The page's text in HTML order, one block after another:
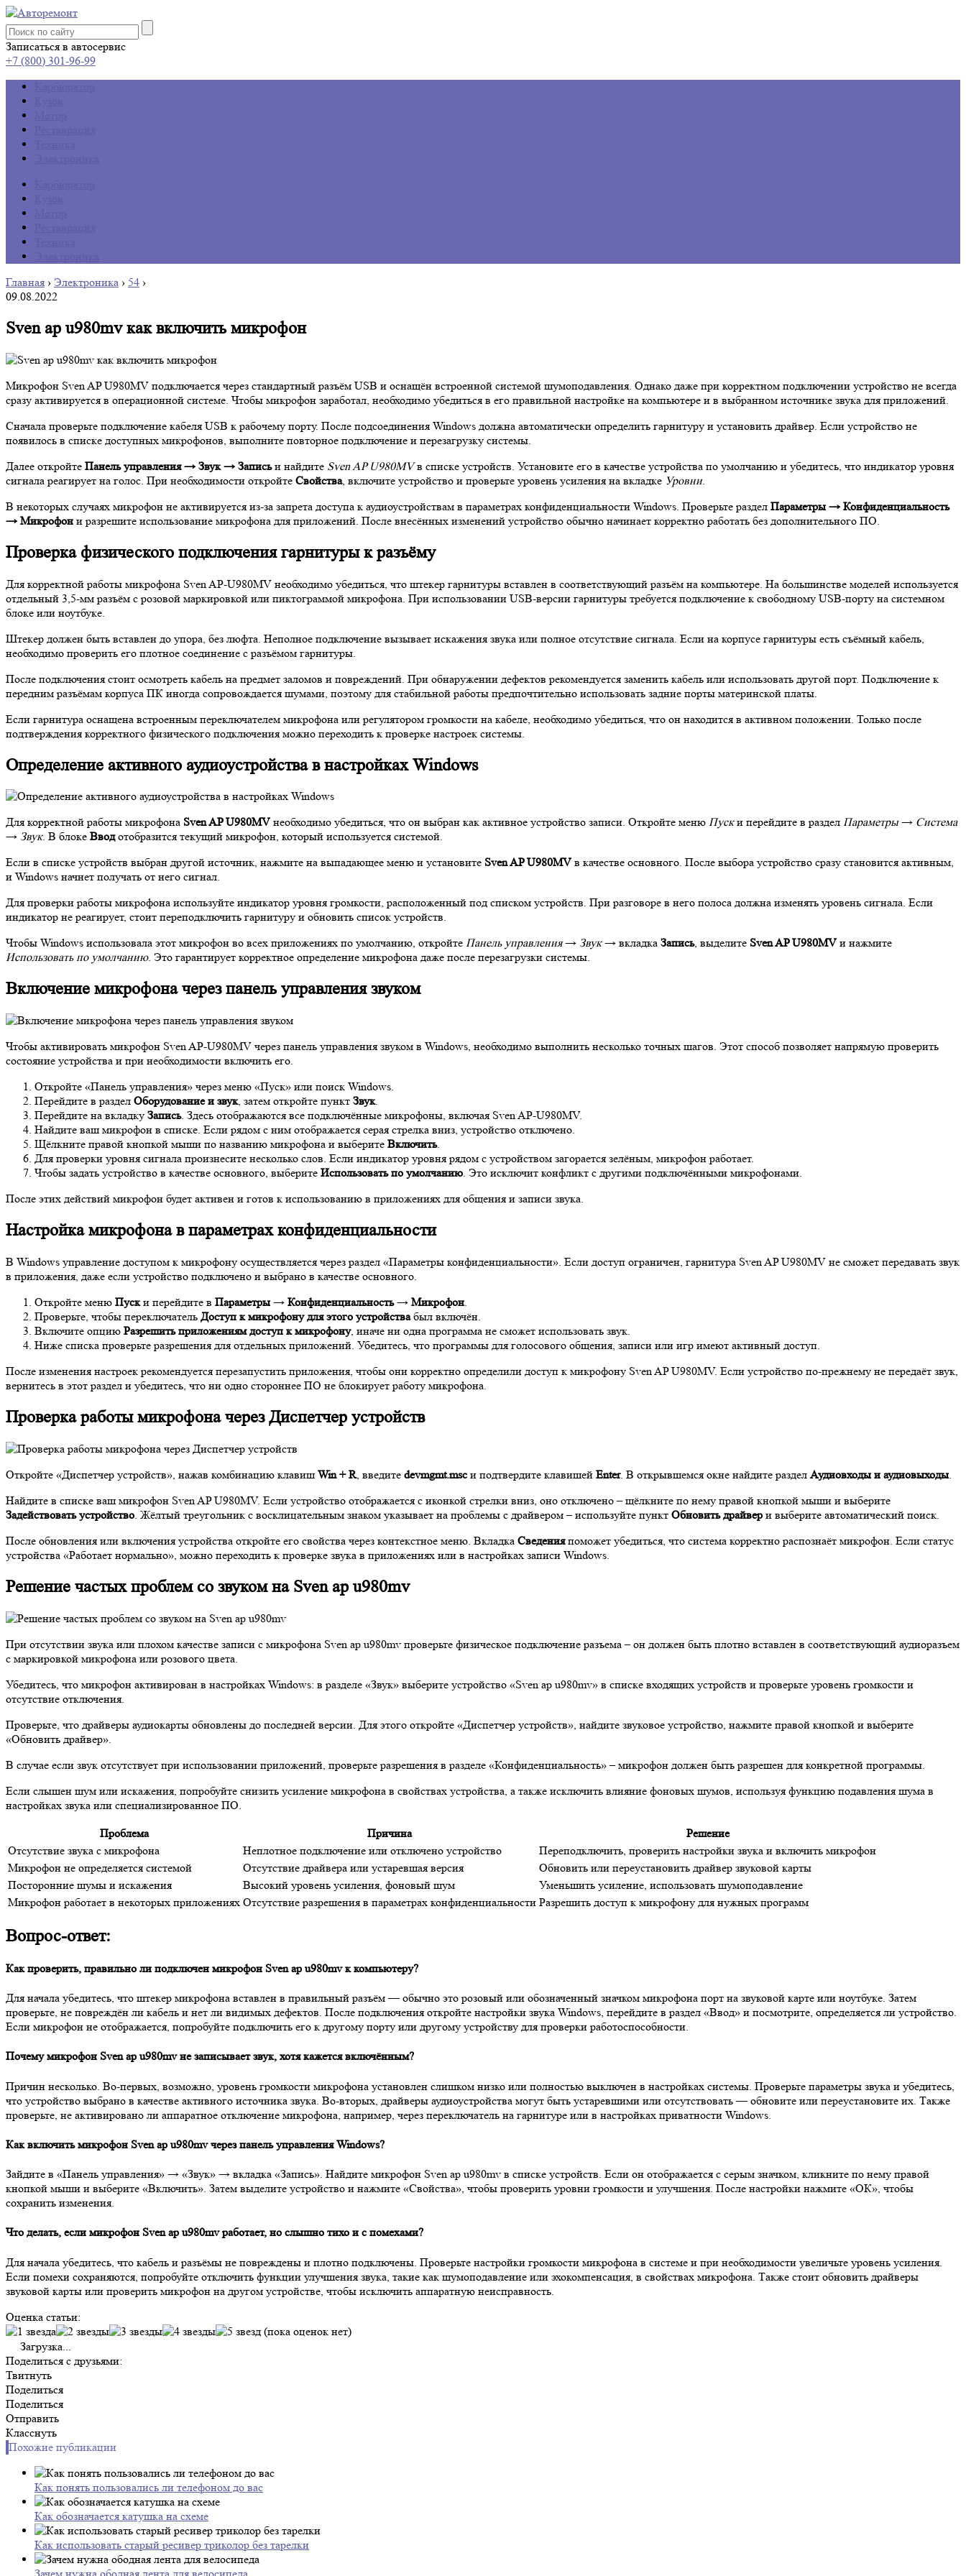
Записаться в автосервис
+7 (800) 301-96-99
Главная › Электроника › 54 ›
09.08.2022
Sven ap u980mv как включить микрофон
Микрофон Sven AP U980MV подключается через стандартный разъём USB и оснащён встроенной системой шумоподавления. Однако даже при корректном подключении устройство не всегда
сразу активируется в операционной системе. Чтобы микрофон заработал, необходимо убедиться в его правильной настройке на компьютере и в выбранном источнике звука для приложений.
Сначала проверьте подключение кабеля USB к рабочему порту. После подсоединения Windows должна автоматически определить гарнитуру и установить драйвер. Если устройство не
появилось в списке доступных микрофонов, выполните повторное подключение и перезагрузку системы.
Далее откройте Панель управления → Звук → Записьи найдите Sven AP U980MVв списке устройств. Установите его в качестве устройства по умолчанию и убедитесь, что индикатор уровня
сигнала реагирует на голос. При необходимости откройте Свойства, включите устройство и проверьте уровень усиления на вкладке Уровни.
В некоторых случаях микрофон не активируется из-за запрета доступа к аудиоустройствам в параметрах конфиденциальности Windows. Проверьте раздел Параметры → Конфиденциальность
→ Микрофон и разрешите использование микрофона для приложений. После внесённых изменений устройство обычно начинает корректно работать без дополнительного ПО.
Проверка физического подключения гарнитуры к разъёму
Для корректной работы микрофона Sven AP-U980MV необходимо убедиться, что штекер гарнитуры вставлен в соответствующий разъём на компьютере. На большинстве моделей используется
отдельный 3,5‑мм разъём с розовой маркировкой или пиктограммой микрофона. При использовании USB‑версии гарнитуры требуется подключение к свободному USB‑порту на системном
блоке или ноутбуке.
Штекер должен быть вставлен до упора, без люфта. Неполное подключение вызывает искажения звука или полное отсутствие сигнала. Если на корпусе гарнитуры есть съёмный кабель,
необходимо проверить его плотное соединение с разъёмом гарнитуры.
После подключения стоит осмотреть кабель на предмет заломов и повреждений. При обнаружении дефектов рекомендуется заменить кабель или использовать другой порт. Подключение к
передним разъёмам корпуса ПК иногда сопровождается шумами, поэтому для стабильной работы предпочтительно использовать задние порты материнской платы.
Если гарнитура оснащена встроенным переключателем микрофона или регулятором громкости на кабеле, необходимо убедиться, что он находится в активном положении. Только после
подтверждения корректного физического подключения можно переходить к проверке настроек системы.
Определение активного аудиоустройства в настройках Windows
Для корректной работы микрофона Sven AP U980MV необходимо убедиться, что он выбран как активное устройство записи. Откройте меню Пуски перейдите в раздел Параметры→ Система
→ Звук. В блоке Вводотобразится текущий микрофон, который используется системой.
Если в списке устройств выбран другой источник, нажмите на выпадающее меню и установите Sven AP U980MV в качестве основного. После выбора устройство сразу становится активным,
и Windows начнет получать от него сигнал.
Для проверки работы микрофона используйте индикатор уровня громкости, расположенный под списком устройств. При разговоре в него полоса должна изменять уровень сигнала. Если
индикатор не реагирует, стоит переподключить гарнитуру и обновить список устройств.
Чтобы Windows использовала этот микрофон во всех приложениях по умолчанию, откройте Панель управления→ Звук→ вкладка Запись, выделите Sven AP U980MV и нажмите
Использовать по умолчанию. Это гарантирует корректное определение микрофона даже после перезагрузки системы.
Включение микрофона через панель управления звуком
Чтобы активировать микрофон Sven AP-U980MV через панель управления звуком в Windows, необходимо выполнить несколько точных шагов. Этот способ позволяет напрямую проверить
состояние устройства и при необходимости включить его.
Откройте «Панель управления» через меню «Пуск» или поиск Windows.
Перейдите в раздел Оборудование и звук, затем откройте пункт Звук.
Перейдите на вкладку Запись. Здесь отображаются все подключённые микрофоны, включая Sven AP-U980MV.
Найдите ваш микрофон в списке. Если рядом с ним отображается серая стрелка вниз, устройство отключено.
Щёлкните правой кнопкой мыши по названию микрофона и выберите Включить.
Для проверки уровня сигнала произнесите несколько слов. Если индикатор уровня рядом с устройством загорается зелёным, микрофон работает.
Чтобы задать устройство в качестве основного, выберите Использовать по умолчанию. Это исключит конфликт с другими подключёнными микрофонами.
После этих действий микрофон будет активен и готов к использованию в приложениях для общения и записи звука.
Настройка микрофона в параметрах конфиденциальности
В Windows управление доступом к микрофону осуществляется через раздел «Параметры конфиденциальности». Если доступ ограничен, гарнитура Sven AP U980MV не сможет передавать звук
в приложения, даже если устройство подключено и выбрано в качестве основного.
Откройте меню Пуски перейдите в Параметры → Конфиденциальность→ Микрофон.
Проверьте, чтобы переключатель Доступ к микрофону для этого устройствабыл включён.
Включите опцию Разрешить приложениям доступ к микрофону, иначе ни одна программа не сможет использовать звук.
Ниже списка проверьте разрешения для отдельных приложений. Убедитесь, что программы для голосового общения, записи или игр имеют активный доступ.
После изменения настроек рекомендуется перезапустить приложения, чтобы они корректно определили доступ к микрофону Sven AP U980MV. Если устройство по‑прежнему не передаёт звук,
вернитесь в этот раздел и убедитесь, что ни одно стороннее ПО не блокирует работу микрофона.
Проверка работы микрофона через Диспетчер устройств
Откройте «Диспетчер устройств», нажав комбинацию клавиш Win + R, введите devmgmt.mscи подтвердите клавишей Enter. В открывшемся окне найдите раздел Аудиовходы и аудиовыходы.
Найдите в списке ваш микрофон Sven AP U980MV. Если устройство отображается с иконкой стрелки вниз, оно отключено – щёлкните по нему правой кнопкой мыши и выберите
Задействовать устройство. Жёлтый треугольник с восклицательным знаком указывает на проблемы с драйвером – используйте пункт Обновить драйвер и выберите автоматический поиск.
После обновления или включения устройства откройте его свойства через контекстное меню. Вкладка Сведенияпоможет убедиться, что система корректно распознаёт микрофон. Если статус
устройства «Работает нормально», можно переходить к проверке звука в приложениях или в настройках записи Windows.
Решение частых проблем со звуком на Sven ap u980mv
При отсутствии звука или плохом качестве записи с микрофона Sven ap u980mv проверьте физическое подключение разъема – он должен быть плотно вставлен в соответствующий аудиоразъем
с маркировкой микрофона или розового цвета.
Убедитесь, что микрофон активирован в настройках Windows: в разделе «Звук» выберите устройство «Sven ap u980mv» в списке входящих устройств и проверьте уровень громкости и
отсутствие отключения.
Проверьте, что драйверы аудиокарты обновлены до последней версии. Для этого откройте «Диспетчер устройств», найдите звуковое устройство, нажмите правой кнопкой и выберите
«Обновить драйвер».
В случае если звук отсутствует при использовании приложений, проверьте разрешения в разделе «Конфиденциальность» – микрофон должен быть разрешен для конкретной программы.
Если слышен шум или искажения, попробуйте снизить усиление микрофона в свойствах устройства, а также исключить влияние фоновых шумов, используя функцию подавления шума в
настройках звука или специализированное ПО.
Проблема Причина
Решение
Отсутствие звука с микрофона
Неплотное подключение или отключено устройство
Переподключить, проверить настройки звука и включить микрофон
Микрофон не определяется системой
Отсутствие драйвера или устаревшая версия
Обновить или переустановить драйвер звуковой карты
Посторонние шумы и искажения
Высокий уровень усиления, фоновый шум
Уменьшить усиление, использовать шумоподавление
Микрофон работает в некоторых приложениях Отсутствие разрешения в параметрах конфиденциальности Разрешить доступ к микрофону для нужных программ
Вопрос-ответ:
Как проверить, правильно ли подключен микрофон Sven ap u980mv к компьютеру?
Для начала убедитесь, что штекер микрофона вставлен в правильный разъём — обычно это розовый или обозначенный значком микрофона порт на звуковой карте или ноутбуке. Затем
проверьте, не повреждён ли кабель и нет ли видимых дефектов. После подключения откройте настройки звука Windows, перейдите в раздел «Ввод» и посмотрите, определяется ли устройство.
Если микрофон не отображается, попробуйте подключить его к другому порту или другому устройству для проверки работоспособности.
Почему микрофон Sven ap u980mv не записывает звук, хотя кажется включённым?
Причин несколько. Во-первых, возможно, уровень громкости микрофона установлен слишком низко или полностью выключен в настройках системы. Проверьте параметры звука и убедитесь,
что устройство выбрано в качестве активного источника звука. Во-вторых, драйверы аудиоустройства могут быть устаревшими или отсутствовать — обновите или переустановите их. Также
проверьте, не активировано ли аппаратное отключение микрофона, например, через переключатель на гарнитуре или в настройках приватности Windows.
Как включить микрофон Sven ap u980mv через панель управления Windows?
Зайдите в «Панель управления» → «Звук» → вкладка «Запись». Найдите микрофон Sven ap u980mv в списке устройств. Если он отображается с серым значком, кликните по нему правой
кнопкой мыши и выберите «Включить». Затем выделите устройство и нажмите «Свойства», чтобы проверить уровни громкости и улучшения. После настройки нажмите «ОК», чтобы
сохранить изменения.
Что делать, если микрофон Sven ap u980mv работает, но слышно тихо и с помехами?
Для начала убедитесь, что кабель и разъёмы не повреждены и плотно подключены. Проверьте настройки громкости микрофона в системе и при необходимости увеличьте уровень усиления.
Если помехи сохраняются, попробуйте отключить функции улучшения звука, такие как шумоподавление или эхокомпенсация, в свойствах микрофона. Также стоит обновить драйверы
звуковой карты или проверить микрофон на другом устройстве, чтобы исключить аппаратную неисправность.
Оценка статьи:
(пока оценок нет)
Загрузка...
Поделиться с друзьями:
Твитнуть
Поделиться
Поделиться
Отправить
Класснуть
Похожие публикации
Как понять пользовались ли телефоном до вас
Как обозначается катушка на схеме
Как использовать старый ресивер триколор без тарелки